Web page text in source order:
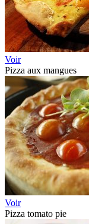
Voir
Pizza aux mangues
Voir
Pizza tomato pie